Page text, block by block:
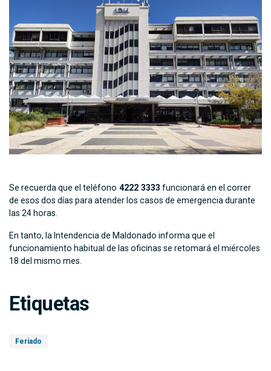
Se recuerda que el teléfono 4222 3333 funcionará en el correr
de esos dos días para atender los casos de emergencia durante
las 24 horas.
En tanto, la Intendencia de Maldonado informa que el
funcionamiento habitual de las oficinas se retomará el miércoles
18 del mismo mes.
Etiquetas
Feriado